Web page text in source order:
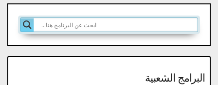
البرامج الشعبية